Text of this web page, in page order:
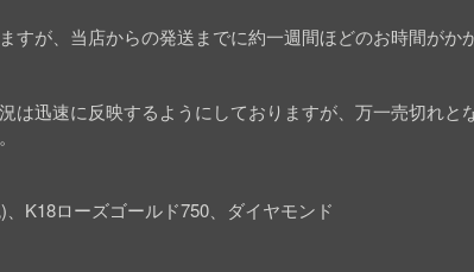
すが、当店からの発送までに約一週間ほどのお時間がか
は迅速に反映するようにしておりますが、万一売切れと
K18ローズゴールド750、ダイヤモンド